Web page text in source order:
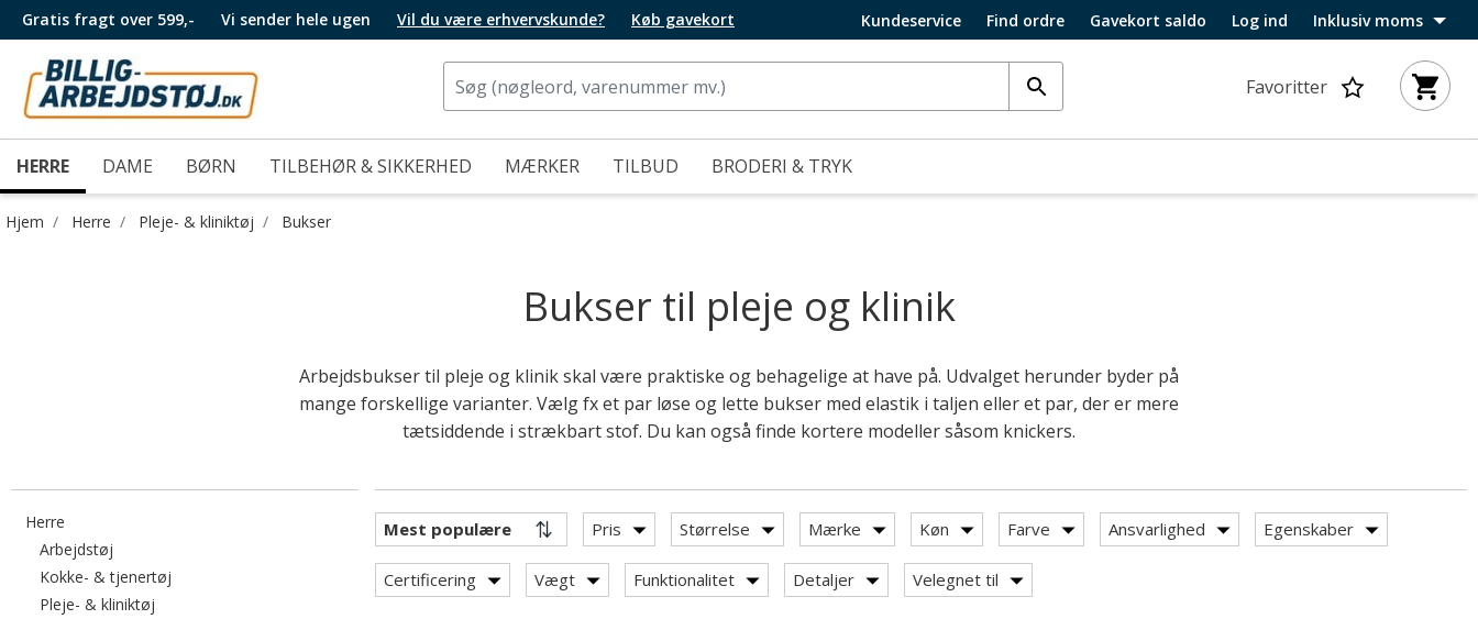
Gratis fragt over 599,- Vi sender hele ugen Vil du være erhvervskunde? Køb gavekort Kundeservice Find ordre Gavekort saldo Log ind Inklusiv moms
Favoritter
HERRE DAME BØRN TILBEHØR & SIKKERHED MÆRKER TILBUD BRODERI & TRYK
Hjem Herre Pleje- & kliniktøj Bukser
Bukser til pleje og klinik
Arbejdsbukser til pleje og klinik skal være praktiske og behagelige at have på. Udvalget herunder byder på
mange forskellige varianter. Vælg fx et par løse og lette bukser med elastik i taljen eller et par, der er mere
tætsiddende i strækbart stof. Du kan også finde kortere modeller såsom knickers.
Herre
Arbejdstøj
Kokke- & tjenertøj Filtrér efter category: Kokke- & tjenertøj
Pleje- & kliniktøj Filtrér efter category: Pleje- & kliniktøj
Pris Størrelse Mærke Køn Farve Ansvarlighed Egenskaber
Certificering Vægt Funktionalitet Detaljer Velegnet til